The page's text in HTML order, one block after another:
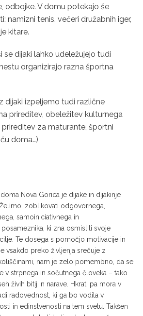
odbojke. V domu potekajo še
namizni tenis, večeri družabnih iger,
kitare.
se dijaki lahko udeležujejo tudi
organizirajo razna športna
dijaki izpeljemo tudi različne
prireditev, obeležitev kulturnega
za maturante, športni
doma…)
Nova Gorica je dijake in dijakinje
izoblikovati odgovornega,
samoiniciativnega in
ki zna osmisliti svoje
Te dosega s pomočjo motivacije in
vsakdo preko življenja srečuje z
nam je zelo pomembno, da se
v strpnega in sočutnega človeka – tako
živih bitij in narave. Hkrati pa mora v
radovednost, ki ga bo vodila v
in edinstvenosti na tem svetu. Takšen